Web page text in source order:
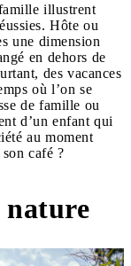
illustrent
Hôte ou
une dimension
en dehors de
des vacances
où l’on se
de famille ou
d’un enfant qui
au moment
café ?
nature